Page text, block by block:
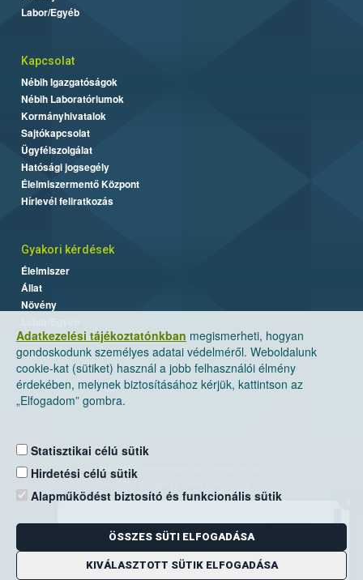
Adatkezelési tájékoztatónkban megismerheti, hogyan
gondoskodunk személyes adatai védelméről. Weboldalunk
cookie-kat (sütiket) használ a jobb felhasználói élmény
érdekében, melynek biztosításához kérjük, kattintson az
„Elfogadom” gombra.
Statisztikai célú sütik
Hirdetési célú sütik
Alapműködést biztosító és funkcionális sütik
ÖSSZES SÜTI ELFOGADÁSA
KIVÁLASZTOTT SÜTIK ELFOGADÁSA
Labor/Egyéb
Kapcsolat
Nébih Igazgatóságok
Nébih Laboratóriumok
Kormányhivatalok
Sajtókapcsolat
Ügyfélszolgálat
Hatósági jogsegély
Élelmiszermentő Központ
Hírlevél feliratkozás
Gyakori kérdések
Élelmiszer
Állat
Növény
Nemzeti Élelmiszerlánc-biztonsági Hivatal
Levelezési cím: 1525 Budapest. Pf. 30.
E-mail:ugyfelszolgalat@nebih.gov.hu
Zöld szám: 06-80/263-244
Telefon: 06-1/ 336-9000